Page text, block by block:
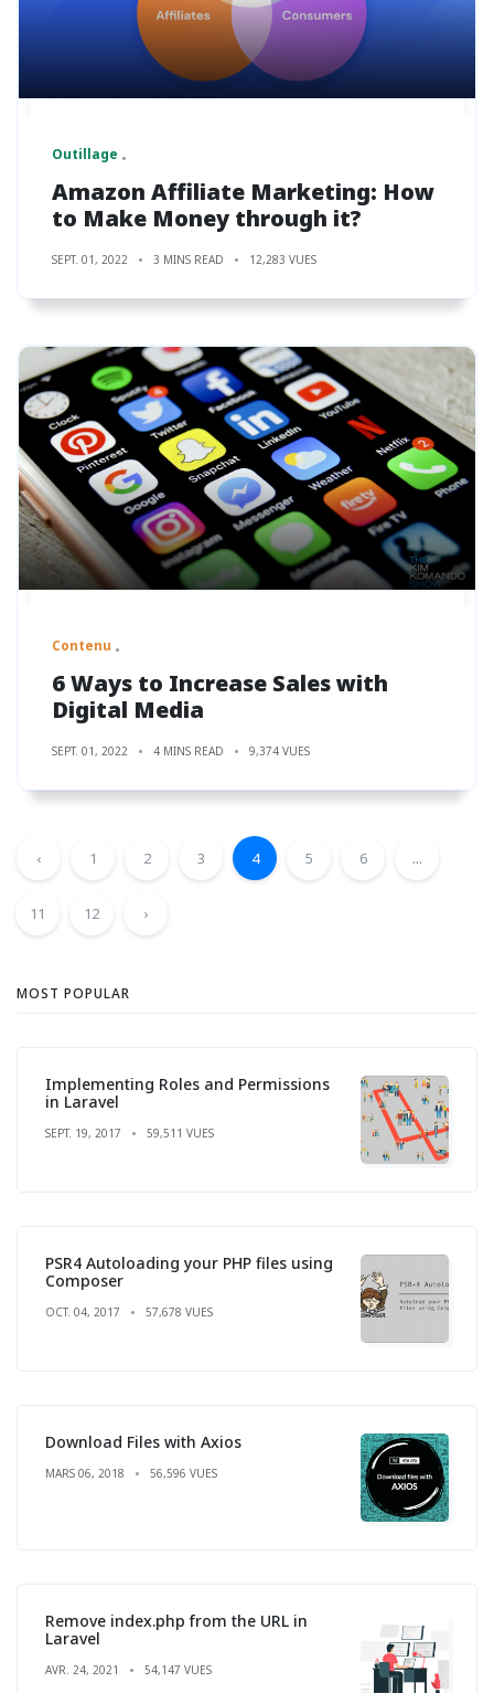
Outillage
Amazon Affiliate Marketing: How
to Make Money through it?
SEPT. 01, 2022 3 MINS READ 12,283 VUES
Contenu
6 Ways to Increase Sales with
Digital Media
SEPT. 01, 2022 4 MINS READ 9,374 VUES
‹ 1 2 3 4 5 6 ...
11 12 ›
MOST POPULAR
Implementing Roles and Permissions
in Laravel
SEPT. 19, 2017 59,511 VUES
PSR4 Autoloading your PHP files using
Composer
OCT. 04, 2017 57,678 VUES
Download Files with Axios
MARS 06, 2018 56,596 VUES
Remove index.php from the URL in
Laravel
AVR. 24, 2021 54,147 VUES